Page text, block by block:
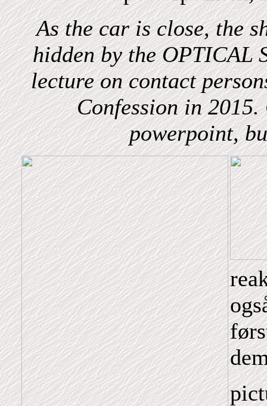
As the car is close, the
hidden by the OPTICAL
lecture on contact
Confession in
powerpoint,